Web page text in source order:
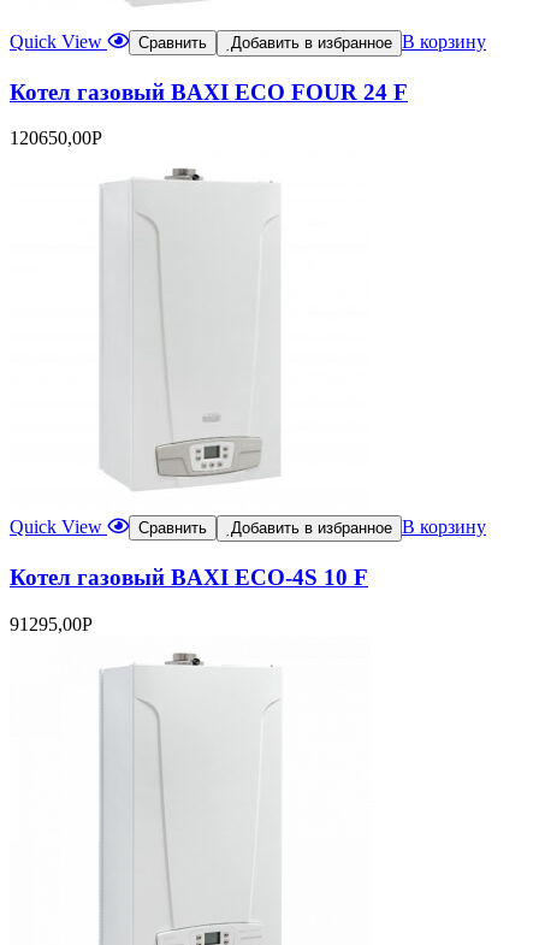
Quick View Сравнить Добавить в избранное В корзину
Котел газовый BAXI ECO FOUR 24 F
120650,00Р
Quick View Сравнить Добавить в избранное В корзину
Котел газовый BAXI ECO-4S 10 F
91295,00Р